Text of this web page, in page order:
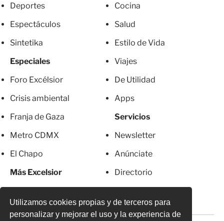
Utilizamos cookies propias y de terceros para
personalizar y mejorar el uso y la experiencia de
Deportes
Espectáculos
Sintetika
Especiales
Foro Excélsior
Crisis ambiental
Franja de Gaza
Metro CDMX
El Chapo
Más Excelsior
Cocina
Salud
Estilo de Vida
Viajes
De Utilidad
Apps
Servicios
Newsletter
Anúnciate
Directorio